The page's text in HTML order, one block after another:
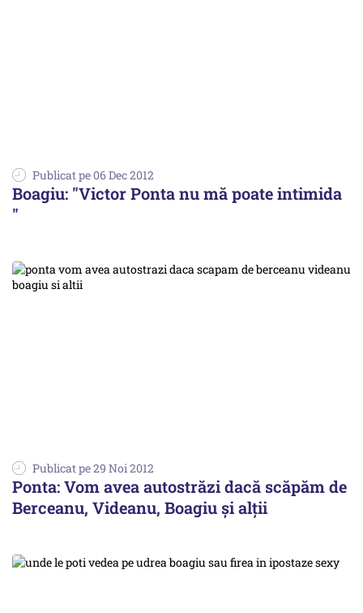
Publicat pe 06 Dec 2012
Boagiu: "Victor Ponta nu mă poate intimida
"
Publicat pe 29 Noi 2012
Ponta: Vom avea autostrăzi dacă scăpăm de
Berceanu, Videanu, Boagiu şi alţii